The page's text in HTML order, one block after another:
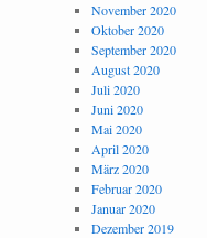
November 2020
Oktober 2020
September 2020
August 2020
Juli 2020
Juni 2020
Mai 2020
April 2020
März 2020
Februar 2020
Januar 2020
Dezember 2019